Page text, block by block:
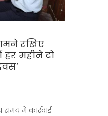
रखिए
हर महीने दो
समय में कार्रवाई :